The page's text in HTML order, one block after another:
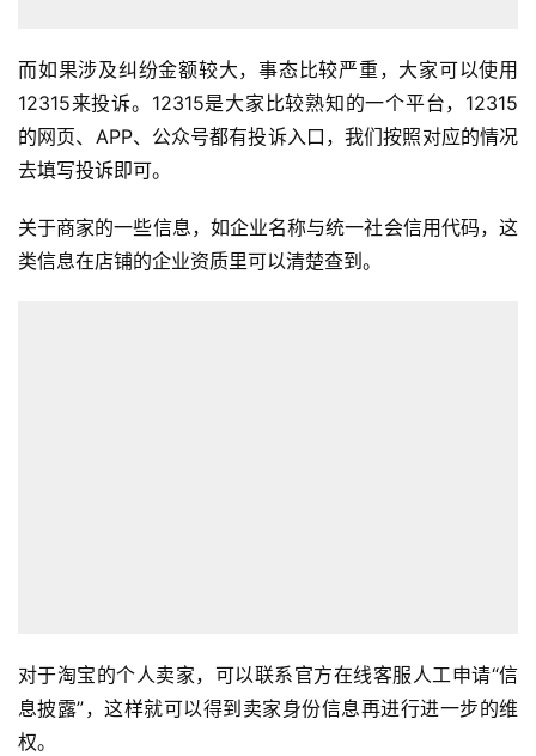
店
跨
境
科
而如果涉及纠纷金额较大，事态比较严重，大家可以使用
12315来投诉。12315是大家比较熟知的一个平台，12315
的网页、APP、公众号都有投诉入口，我们按照对应的情况
去填写投诉即可。
关于商家的一些信息，如企业名称与统一社会信用代码，这
类信息在店铺的企业资质里可以清楚查到。
对于淘宝的个人卖家，可以联系官方在线客服人工申请“信
息披露”，这样就可以得到卖家身份信息再进行进一步的维
权。